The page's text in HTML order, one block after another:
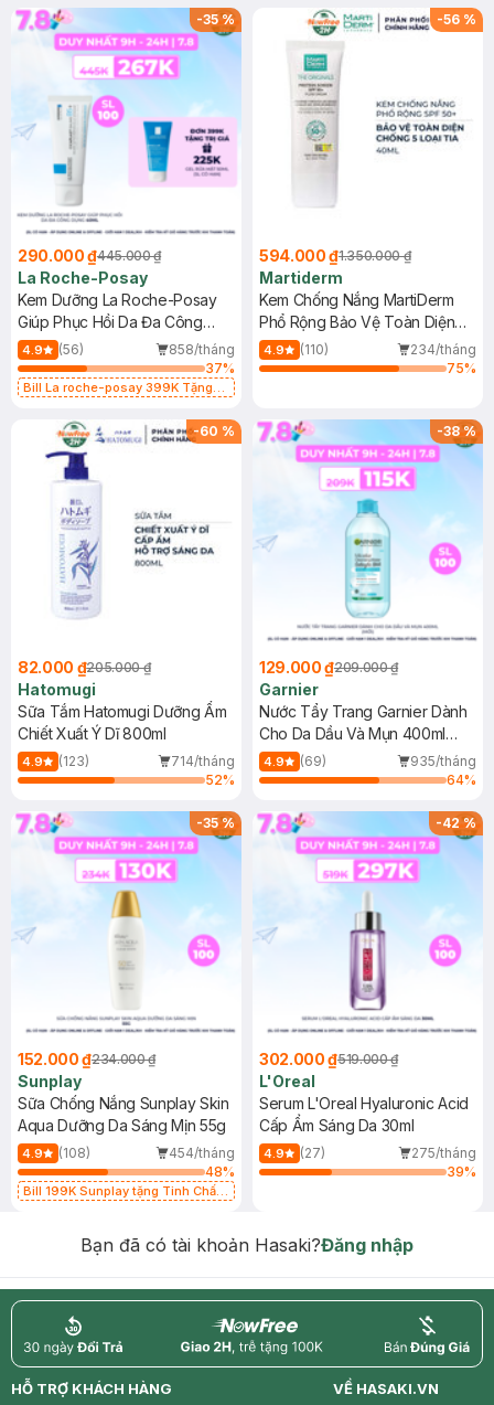
-35%
290.000 ₫445.000 ₫
La Roche-Posay
Kem Dưỡng La Roche-Posay
Giúp Phục Hồi Da Đa Công
Dụng 40ml
4.9 (56)
858/tháng
37%
Bill La roche-posay 399K Tặng
(SL có hạn)
-56 %
594.000 ₫1.350.000 ₫
Martiderm
Kem Chống Nắng MartiDerm
Phổ Rộng Bảo Vệ Toàn Diện
40ml
4.9 (110)
234/tháng
75%
-60 %
82.000 ₫205.000 ₫
Hatomugi
Sữa Tắm Hatomugi Dưỡng Ẩm
Chiết Xuất Ý Dĩ 800ml
4.9 (123)
714/tháng
52%
-38%
129.000 ₫209.000 ₫
Garnier
Nước Tẩy Trang Garnier Dành
Cho Da Dầu Và Mụn 400ml
(Mới)
4.9 (69)
935/tháng
64%
-35%
152.000 ₫234.000 ₫
Sunplay
Sữa Chống Nắng Sunplay Skin
Aqua Dưỡng Da Sáng Mịn 55g
4.9 (108)
454/tháng
48%
Bill 199K Sunplay tặng Tinh Chất
-42%
302.000 ₫519.000 ₫
L'Oreal
Serum L'Oreal Hyaluronic Acid
Cấp Ẩm Sáng Da 30ml
4.9 (27)
275/tháng
39%
Bạn đã có tài khoản Hasaki?Đăng nhập
return nowfree price
HỖ TRỢ KHÁCH HÀNG
VỀ HASAKI.VN